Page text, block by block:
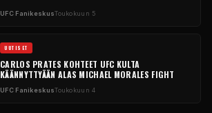
UFCFanikeskusToukokuun 5
UUTISET
CARLOS PRATES KOHTEET UFC KULTA
KÄÄNNYTTYÄÄN ALAS MICHAEL MORALES FIGHT
UFCFanikeskusToukokuun 4